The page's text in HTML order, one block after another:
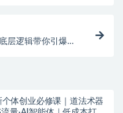
层逻辑带你引爆荐
个体创业必修课｜道法术器